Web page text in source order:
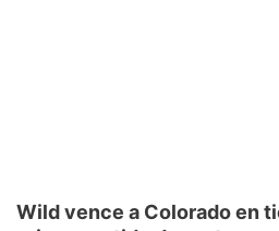
Wild vence a Colorado en